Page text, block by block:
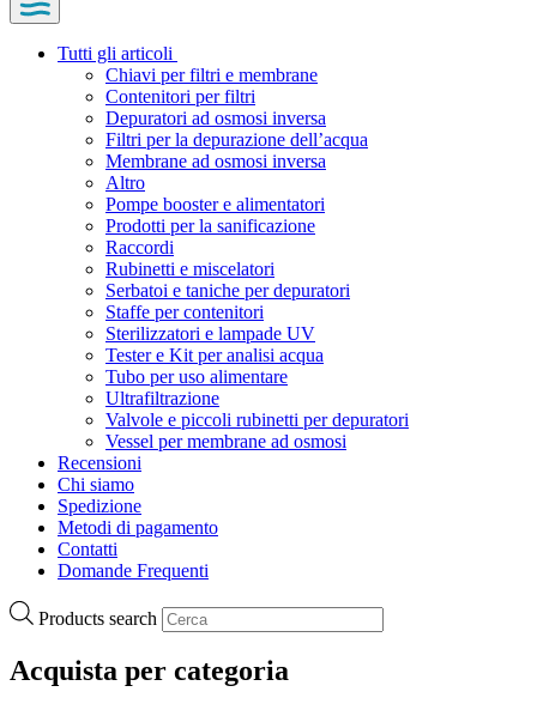
Tutti gli articoli
Chiavi per filtri e membrane
Contenitori per filtri
Depuratori ad osmosi inversa
Filtri per la depurazione dell’acqua
Membrane ad osmosi inversa
Altro
Pompe booster e alimentatori
Prodotti per la sanificazione
Raccordi
Rubinetti e miscelatori
Serbatoi e taniche per depuratori
Staffe per contenitori
Sterilizzatori e lampade UV
Tester e Kit per analisi acqua
Tubo per uso alimentare
Ultrafiltrazione
Valvole e piccoli rubinetti per depuratori
Vessel per membrane ad osmosi
Recensioni
Chi siamo
Spedizione
Metodi di pagamento
Contatti
Domande Frequenti
Products search
Acquista per categoria